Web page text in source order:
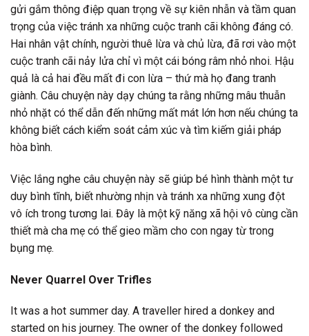
gửi gắm thông điệp quan trọng về sự kiên nhẫn và tầm quan
trọng của việc tránh xa những cuộc tranh cãi không đáng có.
Hai nhân vật chính, người thuê lừa và chủ lừa, đã rơi vào một
cuộc tranh cãi nảy lửa chỉ vì một cái bóng râm nhỏ nhoi. Hậu
quả là cả hai đều mất đi con lừa – thứ mà họ đang tranh
giành. Câu chuyện này dạy chúng ta rằng những mâu thuẫn
nhỏ nhặt có thể dẫn đến những mất mát lớn hơn nếu chúng ta
không biết cách kiểm soát cảm xúc và tìm kiếm giải pháp
hòa bình.
Việc lắng nghe câu chuyện này sẽ giúp bé hình thành một tư
duy bình tĩnh, biết nhường nhịn và tránh xa những xung đột
vô ích trong tương lai. Đây là một kỹ năng xã hội vô cùng cần
thiết mà cha mẹ có thể gieo mầm cho con ngay từ trong
bụng mẹ.
Never Quarrel Over Trifles
It was a hot summer day. A traveller hired a donkey and
started on his journey. The owner of the donkey followed